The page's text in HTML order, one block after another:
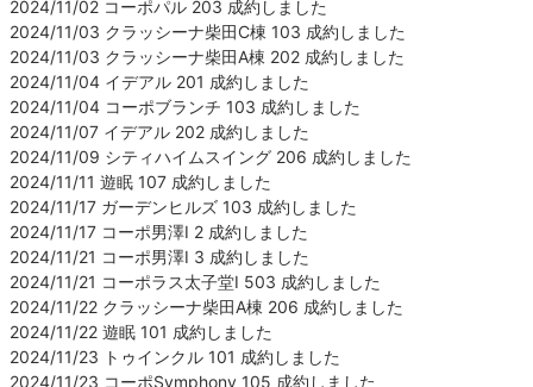
2024/11/02 コーポパル 203 成約しました
2024/11/03 クラッシーナ柴田C棟 103 成約しました
2024/11/03 クラッシーナ柴田A棟 202 成約しました
2024/11/04 イデアル 201 成約しました
2024/11/04 コーポブランチ 103 成約しました
2024/11/07 イデアル 202 成約しました
2024/11/09 シティハイムスイング 206 成約しました
2024/11/11 遊眠 107 成約しました
2024/11/17 ガーデンヒルズ 103 成約しました
2024/11/17 コーポ男澤Ⅰ 2 成約しました
2024/11/21 コーポ男澤Ⅰ 3 成約しました
2024/11/21 コーポラス太子堂Ⅰ 503 成約しました
2024/11/22 クラッシーナ柴田A棟 206 成約しました
2024/11/22 遊眠 101 成約しました
2024/11/23 トゥインクル 101 成約しました
2024/11/23 コーポSymphony 105 成約しました